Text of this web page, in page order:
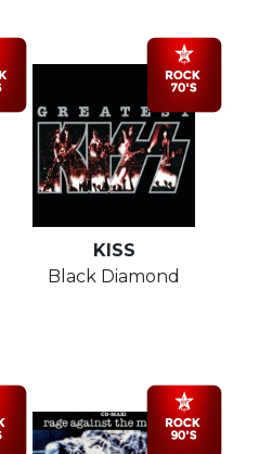
KISS
Black Diamond